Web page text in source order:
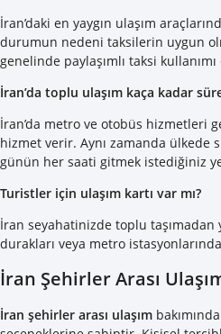
İran’daki en yaygın ulaşım
durumun nedeni taksilerin uygun
genelinde paylaşımlı taksi
İran’da toplu ulaşım kaça kadar
İran’da metro ve otobüs hizmetleri
hizmet verir. Aynı zamanda ülkede
günün her saati gitmek istediğiniz
Turistler için ulaşım kartı var mı?
İran seyahatinizde toplu
durakları veya metro
İran Şehirler Arası
İran şehirler arası ulaşım